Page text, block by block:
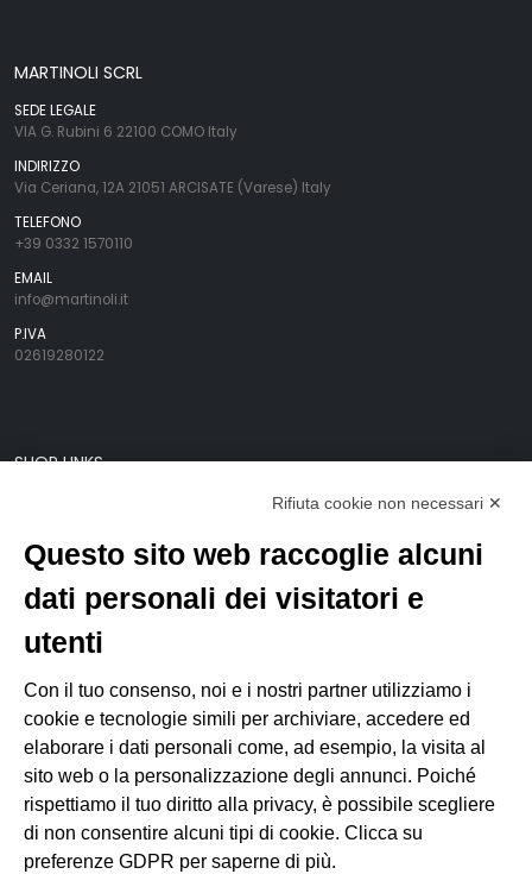
MARTINOLI SCRL
SEDE LEGALE
VIA G. Rubini 6 22100 COMO Italy
INDIRIZZO
Via Ceriana, 12A 21051 ARCISATE (Varese) Italy
TELEFONO
+39 0332 1570110
EMAIL
info@martinoli.it
P.IVA
02619280122
SHOP LINKS
F.I.S.A.
Federazione Italiana Canottaggio
Federazione Italiana Sedile Fisso
ANACC (Ass. Allenatori)
FEDERAZIONI ESTERE
Rifiuta cookie non necessari ✕
Questo sito web raccoglie alcuni
dati personali dei visitatori e
utenti
Con il tuo consenso, noi e i nostri partner utilizziamo i
cookie e tecnologie simili per archiviare, accedere ed
elaborare i dati personali come, ad esempio, la visita al
sito web o la personalizzazione degli annunci. Poiché
rispettiamo il tuo diritto alla privacy, è possibile scegliere
di non consentire alcuni tipi di cookie. Clicca su
preferenze GDPR per saperne di più.